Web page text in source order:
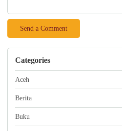
Categories
Aceh
Berita
Buku